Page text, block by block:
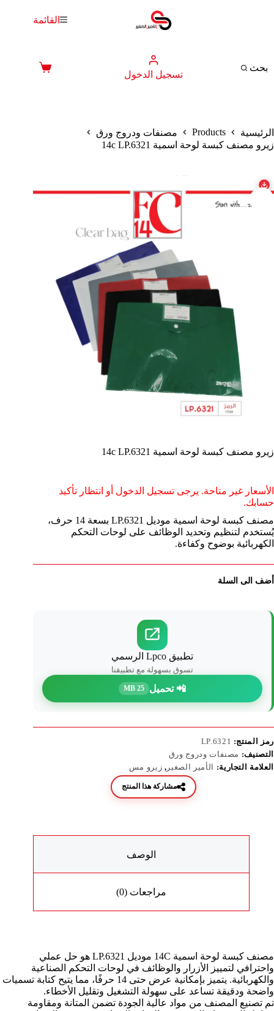
القائمة
بحث
تسجيل الدخول
عربة
الرئيسية Products
مصنفات ودروج ورق
زيرو مصنف كبسة لوحة اسمية 14c LP.6321
زيرو مصنف كبسة لوحة اسمية 14c LP.6321
الأسعار غير متاحة. يرجى تسجيل الدخول أو انتظار تأكيد
حسابك.
مصنف كبسة لوحة اسمية موديل LP.6321 بسعة 14 حرف،
يُستخدم لتنظيم وتحديد الوظائف على لوحات التحكم
الكهربائية بوضوح وكفاءة.
أضف الى السلة
تطبيق Lpco الرسمي
تسوق بسهولة مع تطبيقنا
📲 تحميل 25 MB
رمز المنتج: LP.6321
التصنيف: مصنفات ودروج ورق
العلامة التجارية:
الأمير الصغير , زيرو مس
مشاركة هذا المنتج
الوصف
مراجعات (0)
مصنف كبسة لوحة اسمية 14C موديل LP.6321 هو حل عملي
واحترافي لتمييز الأزرار والوظائف في لوحات التحكم الصناعية
والكهربائية. يتميز بإمكانية عرض حتى 14 حرفًا، مما يتيح كتابة تسميات
واضحة ودقيقة تساعد على سهولة التشغيل وتقليل الأخطاء.
تم تصنيع المصنف من مواد عالية الجودة تضمن المتانة ومقاومة